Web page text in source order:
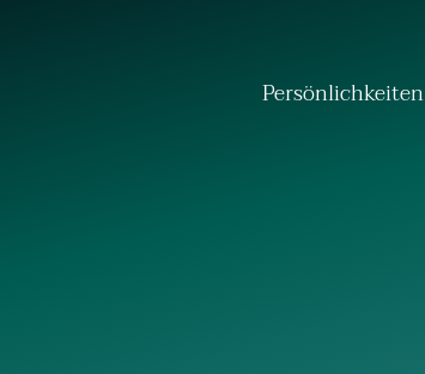
Persönlichkeiten